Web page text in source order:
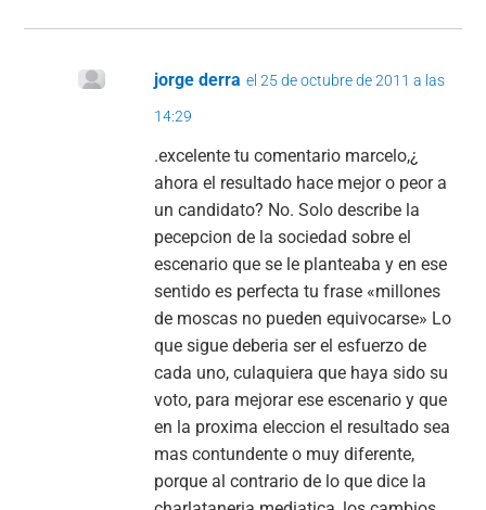
jorge derra el 25 de octubre de 2011 a las
14:29
.excelente tu comentario marcelo,¿
ahora el resultado hace mejor o peor a
un candidato? No. Solo describe la
pecepcion de la sociedad sobre el
escenario que se le planteaba y en ese
sentido es perfecta tu frase «millones
de moscas no pueden equivocarse» Lo
que sigue deberia ser el esfuerzo de
cada uno, culaquiera que haya sido su
voto, para mejorar ese escenario y que
en la proxima eleccion el resultado sea
mas contundente o muy diferente,
porque al contrario de lo que dice la